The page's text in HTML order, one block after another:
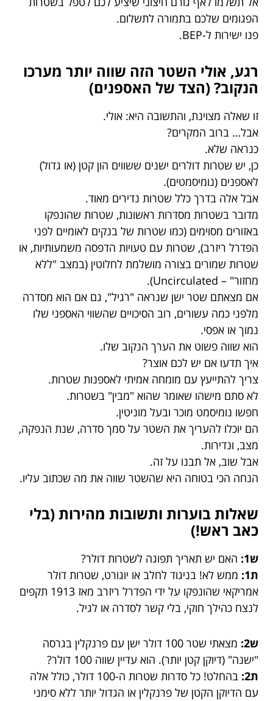
הפגומים שלכם בתמורה לתשלום.
פנו ישירות ל-BEP.
רגע, אולי השטר הזה שווה יותר מערכו
הנקוב? (הצד של האספנים)
זו שאלה מצוינת, והתשובה היא: אולי.
אבל… ברוב המקרים?
כנראה שלא.
כן, יש שטרות דולרים ישנים ששווים הון קטן (או גדול)
לאספנים (נומיסמטים).
אבל אלה בדרך כלל שטרות נדירים מאוד.
מדובר בשטרות מסדרות ראשונות, שטרות שהונפקו
באזורים מסוימים (כמו שטרות של בנקים לאומיים לפני
הפדרל ריזרב), שטרות עם טעויות הדפסה משמעותיות, או
שטרות שמורים בצורה מושלמת לחלוטין (במצב "ללא
מחזור" – Uncirculated).
אם מצאתם שטר ישן שנראה "רגיל", גם אם הוא מסדרה
מלפני כמה עשורים, רוב הסיכויים שהשווי האספני שלו
נמוך או אפסי.
הוא שווה פשוט את הערך הנקוב שלו.
איך תדעו אם יש לכם אוצר?
צריך להתייעץ עם מומחה אמיתי לאספנות שטרות.
לא סתם מישהו שאומר שהוא "מבין" בשטרות.
חפשו נומיסמט מוכר ובעל מוניטין.
הם יוכלו להעריך את השטר על סמך סדרה, שנת הנפקה,
מצב, ונדירות.
אבל שוב, אל תבנו על זה.
הנחה הכי בטוחה היא שהשטר שווה את מה שכתוב עליו.
שאלות בוערות ותשובות מהירות (בלי
כאב ראש!)
ש1:
האם יש תאריך תפוגה לשטרות דולר?
ת1:
ממש לא! בניגוד לחלב או יוגורט, שטרות דולר
אמריקאי שהונפקו על ידי הפדרל ריזרב מאז 1913 תקפים
לנצח כהילך חוקי, בלי קשר לסדרה או לגיל.
ש2:
מצאתי שטר 100 דולר ישן עם פרנקלין בגרסה
"ישנה" (דיוקן קטן יותר). הוא עדיין שווה 100 דולר?
ת2:
בהחלט! כל סדרות שטרות ה-100 דולר, כולל אלה
עם הדיוקן הקטן של פרנקלין או הגדול יותר ללא סימני